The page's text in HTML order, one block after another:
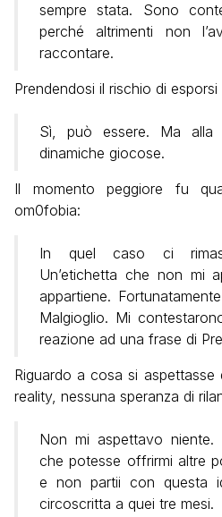
sempre stata. Sono
perché altrimenti non
raccontare.
Prendendosi il rischio di
Sì, può essere. Ma
dinamiche giocose.
Il momento peggiore fu
om0fobia:
In quel caso ci
Un’etichetta che non mi
appartiene.
Malgioglio. Mi
reazione ad una frase di
Riguardo a cosa si
reality, nessuna speranza di
Non mi aspettavo
che potesse offrirmi altre
e non partii con questa
circoscritta a quei tre mesi.